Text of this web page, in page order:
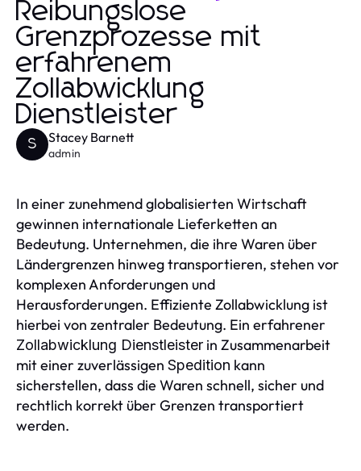
Reibungslose
Grenzprozesse mit
erfahrenem
Zollabwicklung
Dienstleister
S Stacey Barnett
admin
In einer zunehmend globalisierten Wirtschaft
gewinnen internationale Lieferketten an
Bedeutung. Unternehmen, die ihre Waren über
Ländergrenzen hinweg transportieren, stehen vor
komplexen Anforderungen und
Herausforderungen. Effiziente Zollabwicklung ist
hierbei von zentraler Bedeutung. Ein erfahrener
Zollabwicklung Dienstleister in Zusammenarbeit
mit einer zuverlässigen Spedition kann
sicherstellen, dass die Waren schnell, sicher und
rechtlich korrekt über Grenzen transportiert
werden.